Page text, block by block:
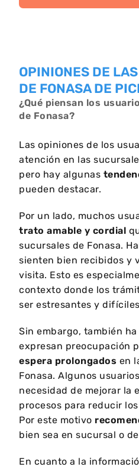
OPINIONES DE
DE FONASA DE
¿Qué piensan los
de Fonasa?
Las opiniones de los
atención en las
pero hay algunas
pueden destacar.
Por un lado, muchos
trato amable y cordial
sucursales de Fonasa.
sienten bien recibidos y
visita. Esto es
contexto donde los
ser estresantes y
Sin embargo, también
expresan preocupación
espera prolongados en
Fonasa. Algunos
necesidad de mejorar la
procesos para reducir
Por este motivo
bien sea en sucursal o
En cuanto a la